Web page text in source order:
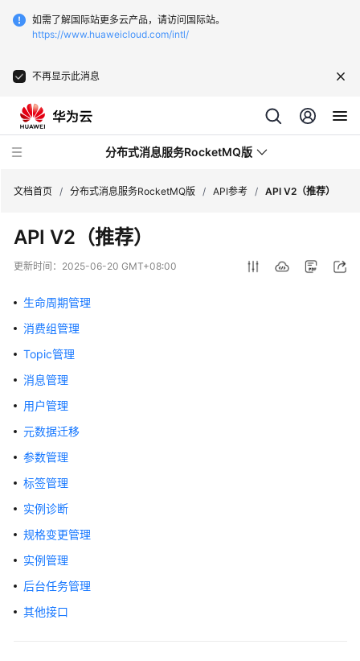
如需了解国际站更多云产品，请访问国际站。
https://www.huaweicloud.com/intl/
不再显示此消息
分布式消息服务RocketMQ版
最
新
态
服
务
告
品
介
绍
计
费
明
速
文档首页 / 分布式消息服务RocketMQ版 / API参考 / API V2（推荐）
API V2（推荐）
更新时间： 2025-06-20 GMT+08:00
生命周期管理
消费组管理
Topic管理
消息管理
用户管理
元数据迁移
参数管理
标签管理
实例诊断
规格变更管理
实例管理
后台任务管理
其他接口